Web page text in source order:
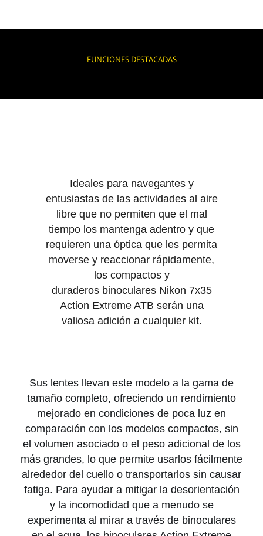
FUNCIONES DESTACADAS
Ideales para navegantes y
entusiastas de las actividades al aire
libre que no permiten que el mal
tiempo los mantenga adentro y que
requieren una óptica que les permita
moverse y reaccionar rápidamente,
los compactos y
duraderos binoculares Nikon 7x35
Action Extreme ATB serán una
valiosa adición a cualquier kit.
Sus lentes llevan este modelo a la gama de
tamaño completo, ofreciendo un rendimiento
mejorado en condiciones de poca luz en
comparación con los modelos compactos, sin
el volumen asociado o el peso adicional de los
más grandes, lo que permite usarlos fácilmente
alrededor del cuello o transportarlos sin causar
fatiga. Para ayudar a mitigar la desorientación
y la incomodidad que a menudo se
experimenta al mirar a través de binoculares